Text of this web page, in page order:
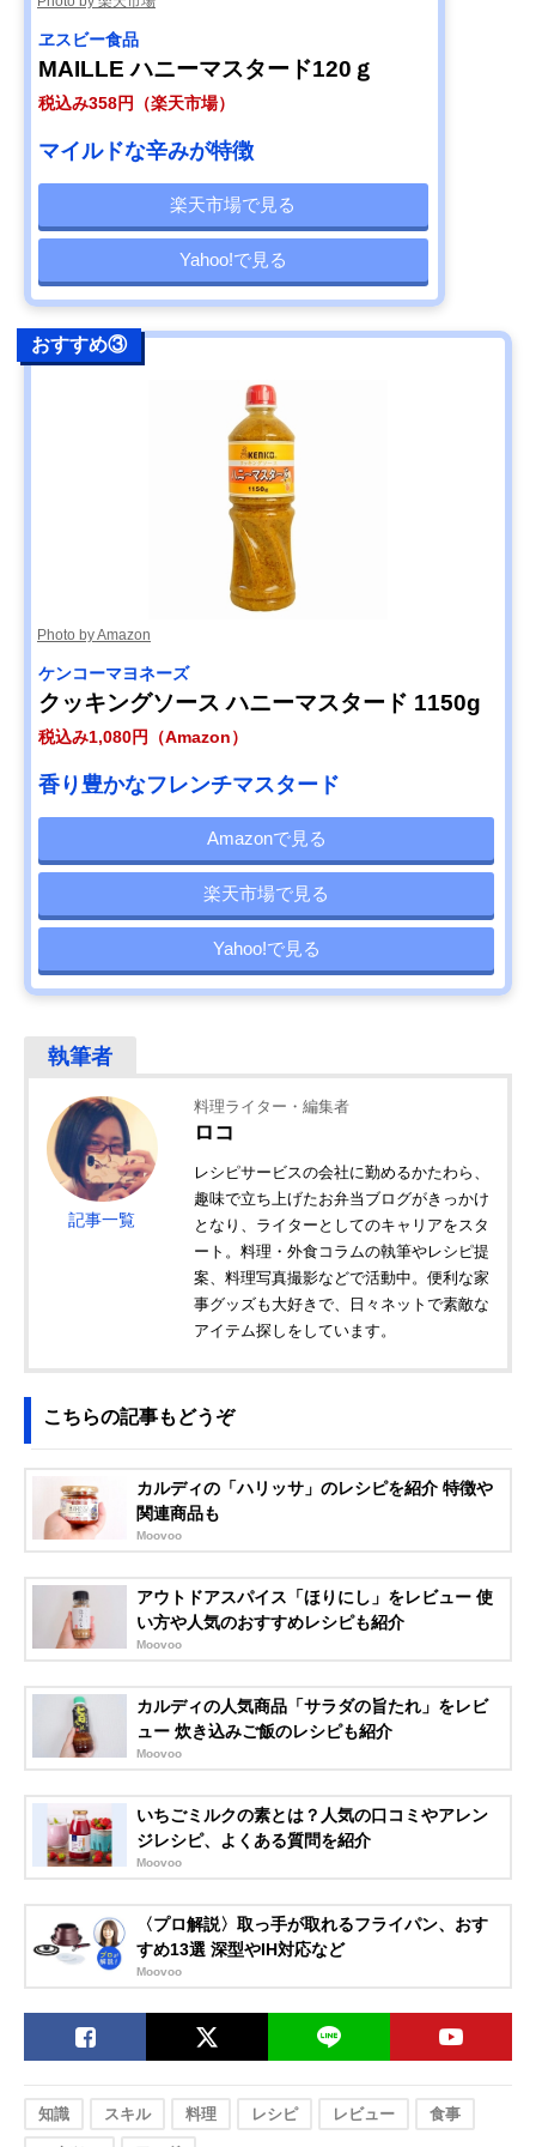
ヱスビー食品
MAILLE ハニーマスタード120ｇ
税込み358円（楽天市場）
マイルドな辛みが特徴
楽天市場で見る
Yahoo!で見る
おすすめ③
Photo by Amazon
ケンコーマヨネーズ
クッキングソース ハニーマスタード 1150g
税込み1,080円（Amazon）
香り豊かなフレンチマスタード
Amazonで見る
楽天市場で見る
Yahoo!で見る
記事一覧
料理ライター・編集者
ロコ
レシピサービスの会社に勤めるかたわら、
趣味で立ち上げたお弁当ブログがきっかけ
となり、ライターとしてのキャリアをスタ
ート。料理・外食コラムの執筆やレシピ提
案、料理写真撮影などで活動中。便利な家
事グッズも大好きで、日々ネットで素敵な
アイテム探しをしています。
こちらの記事もどうぞ
カルディの「ハリッサ」のレシピを紹介 特徴や
関連商品も
Moovoo
アウトドアスパイス「ほりにし」をレビュー 使
い方や人気のおすすめレシピも紹介
Moovoo
カルディの人気商品「サラダの旨たれ」をレビ
ュー 炊き込みご飯のレシピも紹介
Moovoo
いちごミルクの素とは？人気の口コミやアレン
ジレシピ、よくある質問を紹介
Moovoo
〈プロ解説〉取っ手が取れるフライパン、おす
すめ13選 深型やIH対応など
Moovoo
知識 スキル 料理 レシピ レビュー 食事